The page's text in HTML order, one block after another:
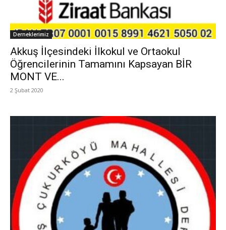
Derneklerimiz
Akkuş İlçesindeki İlkokul ve Ortaokul
Öğrencilerinin Tamamını Kapsayan BİR
MONT VE...
2 Şubat 2020